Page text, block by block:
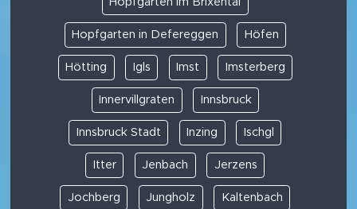
Hopfgarten in Defereggen Höfen
Hötting Igls Imst Imsterberg
Innervillgraten Innsbruck
Innsbruck Stadt Inzing Ischgl
Itter Jenbach Jerzens
Jochberg Jungholz Kaltenbach